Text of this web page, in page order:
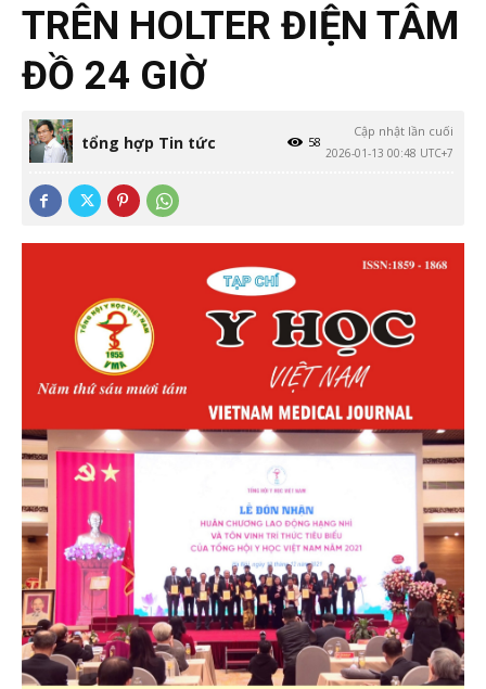
TRÊN HOLTER ĐIỆN TÂM
ĐỒ 24 GIỜ
tổng hợp Tin tức
Cập nhật lần cuối
2026-01-13 00:48 UTC+7
58